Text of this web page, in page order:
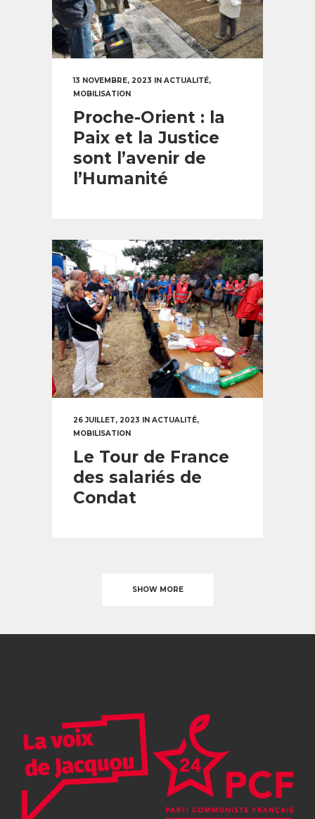
13 NOVEMBRE, 2023 IN ACTUALITÉ,
MOBILISATION
Proche-Orient : la
Paix et la Justice
sont l’avenir de
l’Humanité
26 JUILLET, 2023 IN ACTUALITÉ,
MOBILISATION
Le Tour de France
des salariés de
Condat
SHOW MORE